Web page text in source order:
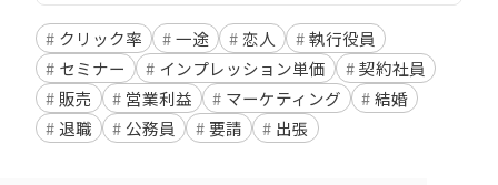
クリック率 一途 恋人
執行役員
セミナー
インプレッション単価
契約社員
販売
営業利益 マーケティング
結婚
退職
公務員 要請 出張